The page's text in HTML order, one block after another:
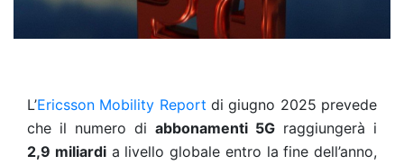
L’Ericsson Mobility Report di giugno 2025 prevede
che il numero di abbonamenti 5G raggiungerà i
2,9 miliardia livello globale entro la fine dell’anno,